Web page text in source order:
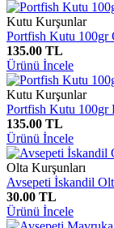
Kutu Kurşunlar
Portfish Kutu 100gr
135.00 TL
Ürünü İncele
Kutu Kurşunlar
Portfish Kutu 100gr
135.00 TL
Ürünü İncele
Olta Kurşunları
Avsepeti İskandil
30.00 TL
Ürünü İncele